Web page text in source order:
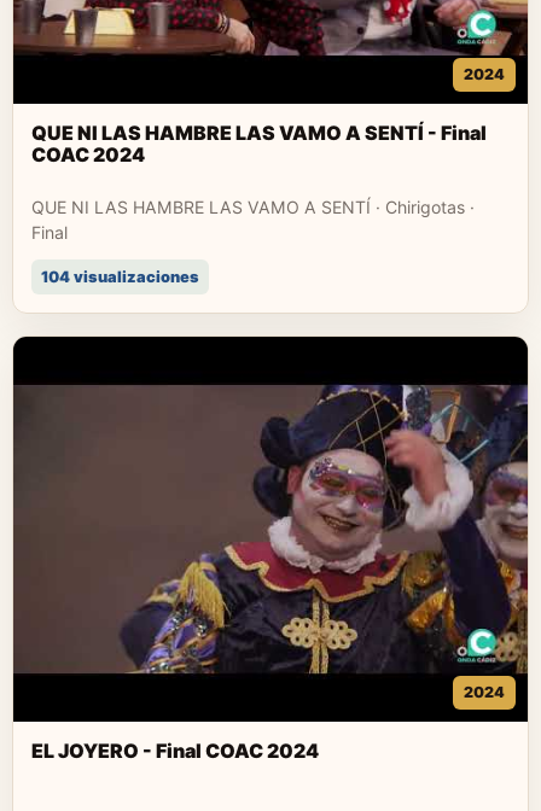
2024
QUE NI LAS HAMBRE LAS VAMO A SENTÍ - Final
COAC 2024
QUE NI LAS HAMBRE LAS VAMO A SENTÍ · Chirigotas ·
Final
104 visualizaciones
2024
EL JOYERO - Final COAC 2024